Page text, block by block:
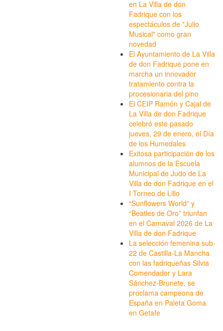
en La Villa de don
Fadrique con los
espectáculos de "Julio
Musical" como gran
novedad
El Ayuntamiento de La Villa
de don Fadrique pone en
marcha un innovador
tratamiento contra la
procesionaria del pino
El CEIP Ramón y Cajal de
La Villa de don Fadrique
celebró este pasado
jueves, 29 de enero, el Día
de los Humedales
Exitosa participación de los
alumnos de la Escuela
Municipal de Judo de La
Villa de don Fadrique en el
I Torneo de Lillo
“Sunflowers World” y
“Beatles de Oro” triunfan
en el Carnaval 2026 de La
Villa de don Fadrique
La selección femenina sub-
22 de Castilla-La Mancha
con las fadriqueñas Silvia
Comendador y Lara
Sánchez-Brunete, se
proclama campeona de
España en Paleta Goma
en Getafe